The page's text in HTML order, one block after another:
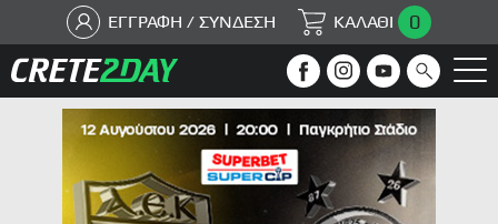
ΕΓΓΡΑΦΗ / ΣΥΝΔΕΣΗ ΚΑΛΑΘΙ 0